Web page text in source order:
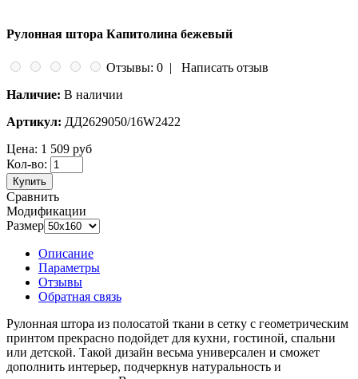
Рулонная штора Капитолина бежевый
Отзывы: 0 | Написать отзыв
Наличие: В наличии
Артикул: ДД2629050/16W2422
Цена: 1 509 руб
Кол-во:
Купить
Сравнить
Модификации
Размер
Описание
Параметры
Отзывы
Обратная связь
Рулонная штора из полосатой ткани в сетку с геометрическим
принтом прекрасно подойдет для кухни, гостиной, спальни
или детской. Такой дизайн весьма универсален и сможет
дополнить интерьер, подчеркнув натуральность и